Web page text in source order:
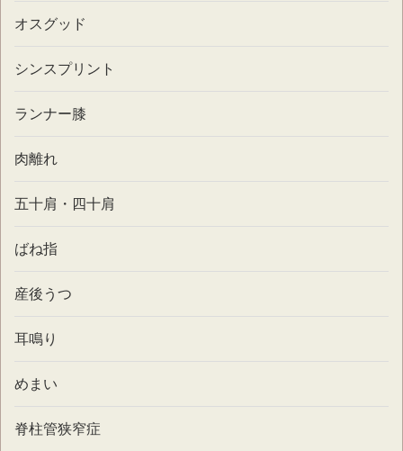
オスグッド
シンスプリント
ランナー膝
肉離れ
五十肩・四十肩
ばね指
産後うつ
耳鳴り
めまい
脊柱管狭窄症